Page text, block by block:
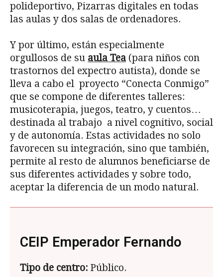
polideportivo, Pizarras digitales en todas
las aulas y dos salas de ordenadores.
Y por último, están especialmente
orgullosos de su aula Tea (para niños con
trastornos del expectro autista), donde se
lleva a cabo el proyecto “Conecta Conmigo”
que se compone de diferentes talleres:
musicoterapia, juegos, teatro, y cuentos…
destinada al trabajo a nivel cognitivo, social
y de autonomía. Estas actividades no solo
favorecen su integración, sino que también,
permite al resto de alumnos beneficiarse de
sus diferentes actividades y sobre todo,
aceptar la diferencia de un modo natural.
CEIP Emperador Fernando
Tipo de centro: Público.